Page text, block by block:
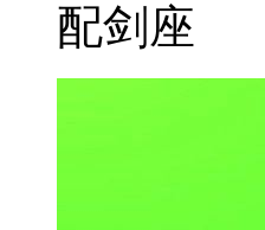
配剑座